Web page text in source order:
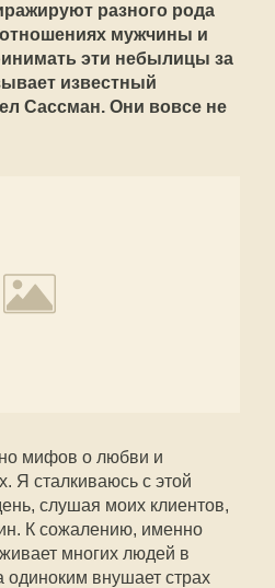
разного рода
мужчины и
эти небылицы за
известный
Сассман. Они вовсе не
мифов о любви и
Я сталкиваюсь с этой
слушая моих клиентов,
К сожалению, именно
многих людей в
одиноким внушает страх